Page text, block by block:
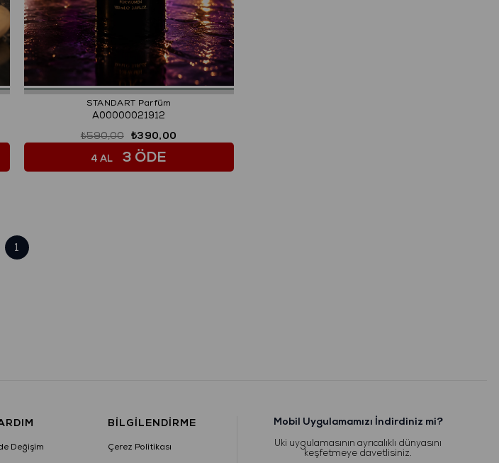
STANDART Parfüm
A00000021912
₺390,00
₺590,00
4 AL 3 ÖDE
1
Değişim
BILGILENDIRME
Çerez Politikası
Mobil Uygulamamızı İndirdiniz mi?
Uki uygulamasının ayrıcalıklı dünyasını
keşfetmeye davetlisiniz.